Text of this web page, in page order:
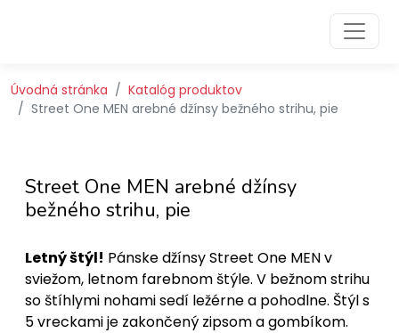
Úvodná stránka
Katalóg produktov
Street One MEN arebné džínsy bežného strihu, pie
Street One MEN arebné džínsy
bežného strihu, pie
Letný štýl! Pánske džínsy Street One MEN v
sviežom, letnom farebnom štýle. V bežnom strihu
so štíhlymi nohami sedí ležérne a pohodlne. Štýl s
5 vreckami je zakončený zipsom a gombíkom.